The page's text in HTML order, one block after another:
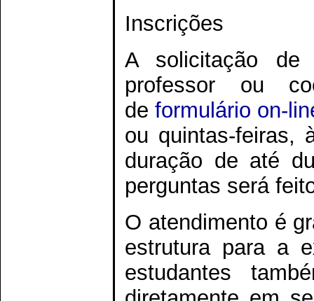
Inscrições
A solicitação de
professor ou
de formulário on-
ou quintas-feiras,
duração de até
perguntas será
O atendimento é
estrutura para a
estudantes